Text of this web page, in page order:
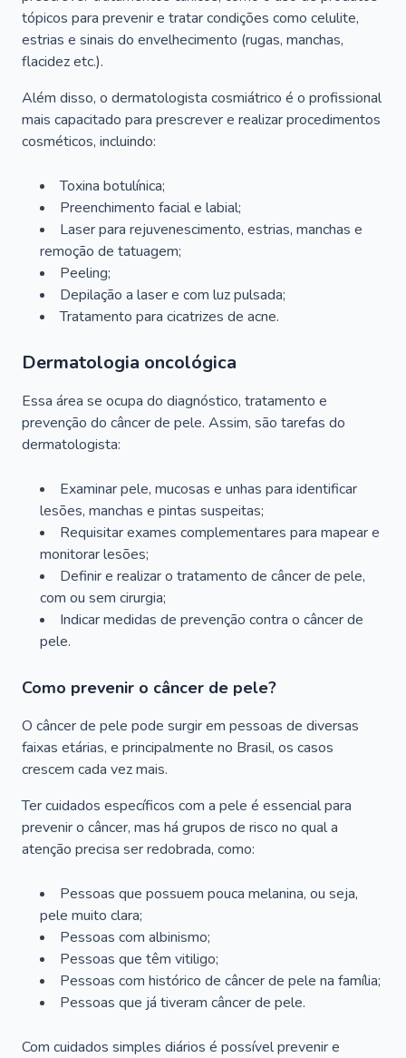
tópicos para prevenir e tratar condições como celulite,
estrias e sinais do envelhecimento (rugas, manchas,
flacidez etc.).
Além disso, o dermatologista cosmiátrico é o profissional
mais capacitado para prescrever e realizar procedimentos
cosméticos, incluindo:
Toxina botulínica;
Preenchimento facial e labial;
Laser para rejuvenescimento, estrias, manchas e
remoção de tatuagem;
Peeling;
Depilação a laser e com luz pulsada;
Tratamento para cicatrizes de acne.
Dermatologia oncológica
Essa área se ocupa do diagnóstico, tratamento e
prevenção do câncer de pele. Assim, são tarefas do
dermatologista:
Examinar pele, mucosas e unhas para identificar
lesões, manchas e pintas suspeitas;
Requisitar exames complementares para mapear e
monitorar lesões;
Definir e realizar o tratamento de câncer de pele,
com ou sem cirurgia;
Indicar medidas de prevenção contra o câncer de
pele.
Como prevenir o câncer de pele?
O câncer de pele pode surgir em pessoas de diversas
faixas etárias, e principalmente no Brasil, os casos
crescem cada vez mais.
Ter cuidados específicos com a pele é essencial para
prevenir o câncer, mas há grupos de risco no qual a
atenção precisa ser redobrada, como:
Pessoas que possuem pouca melanina, ou seja,
pele muito clara;
Pessoas com albinismo;
Pessoas que têm vitiligo;
Pessoas com histórico de câncer de pele na família;
Pessoas que já tiveram câncer de pele.
Com cuidados simples diários é possível prevenir e